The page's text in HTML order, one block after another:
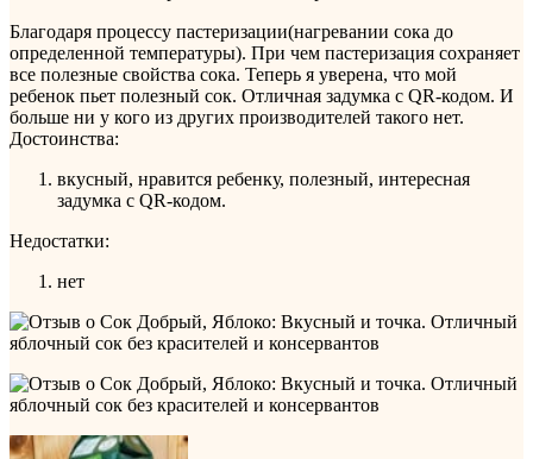
Благодаря процессу пастеризации(нагревании сока до
определенной температуры). При чем пастеризация сохраняет
все полезные свойства сока. Теперь я уверена, что мой
ребенок пьет полезный сок. Отличная задумка с QR-кодом. И
больше ни у кого из других производителей такого нет.
Достоинства:
вкусный, нравится ребенку, полезный, интересная
задумка с QR-кодом.
Недостатки:
нет